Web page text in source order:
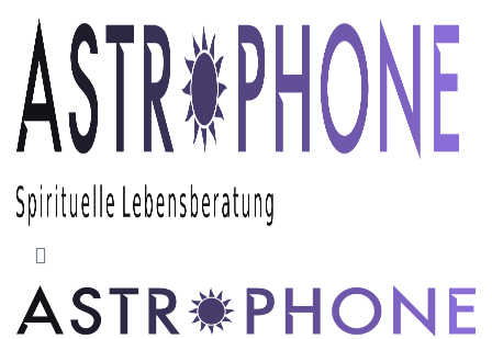
Skip to main content